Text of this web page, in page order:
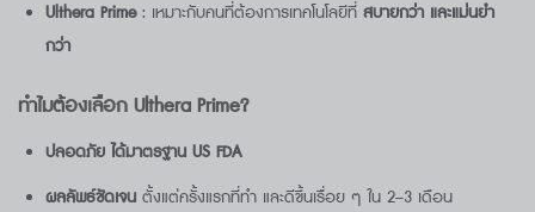
Ulthera Prime: เหมาะกับคนที่ต้องการเทคโนโลยีที่สบายกว่า และแม่นยำ
กว่า
ทำไมต้องเลือก Ulthera Prime?
ปลอดภัย ได้มาตรฐาน US FDA
ผลลัพธ์ชัดเจน ตั้งแต่ครั้งแรกที่ทำ และดีขึ้นเรื่อย ๆ ใน 2–3 เดือน